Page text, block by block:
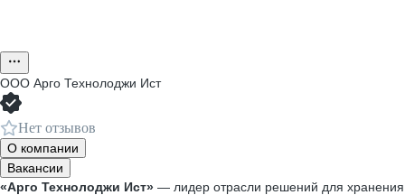
ООО Арго Технолоджи Ист
Нет отзывов
О компании
Вакансии
«Арго Технолоджи Ист» — лидер отрасли решений для хранения